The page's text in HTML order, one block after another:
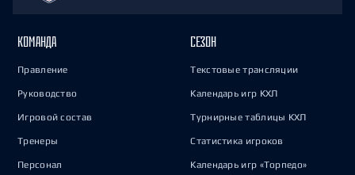
КОМАНДА
Правление
Руководство
Игровой состав
Тренеры
Персонал
СЕЗОН
Текстовые трансляции
Календарь игр КХЛ
Турнирные таблицы КХЛ
Статистика игроков
Календарь игр «Торпедо»